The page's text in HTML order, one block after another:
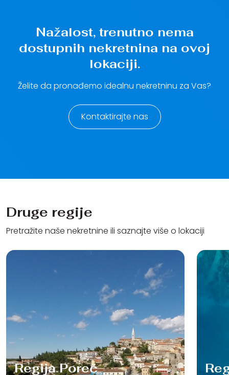
Nažalost, trenutno nema
dostupnih nekretnina na ovoj
lokaciji.
Želite da pronađemo idealnu nekretninu za Vas?
Kontaktirajte nas
Druge regije
Pretražite naše nekretnine ili saznajte više o lokaciji
Regija Poreč